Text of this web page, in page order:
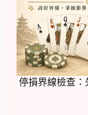
停損界線檢查